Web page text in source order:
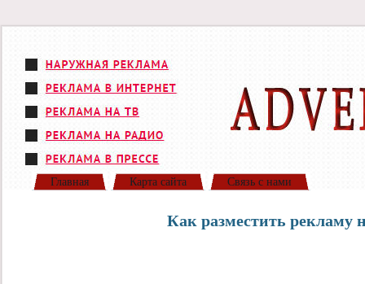
Главная Карта сайта Связь с нами
Как разместить рекламу